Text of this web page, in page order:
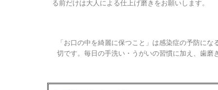
る前だけは大人による仕上げ磨きをお願いします。
「お口の中を綺麗に保つこと」は感染症の予防に
切です。毎日の手洗い・うがいの習慣に加え、歯磨